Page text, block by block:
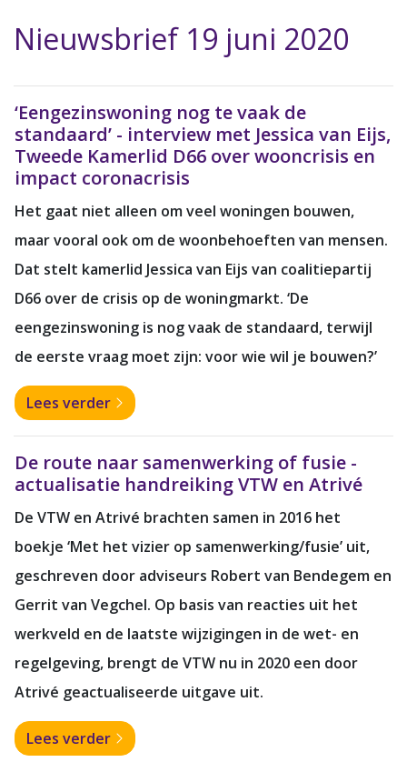
Nieuwsbrief 19 juni 2020
‘Eengezinswoning nog te vaak de
standaard’ - interview met Jessica van Eijs,
Tweede Kamerlid D66 over wooncrisis en
impact coronacrisis
Het gaat niet alleen om veel woningen bouwen,
maar vooral ook om de woonbehoeften van mensen.
Dat stelt kamerlid Jessica van Eijs van coalitiepartij
D66 over de crisis op de woningmarkt. ‘De
eengezinswoning is nog vaak de standaard, terwijl
de eerste vraag moet zijn: voor wie wil je bouwen?’
Lees verder
De route naar samenwerking of fusie -
actualisatie handreiking VTW en Atrivé
De VTW en Atrivé brachten samen in 2016 het
boekje ‘Met het vizier op samenwerking/fusie’ uit,
geschreven door adviseurs Robert van Bendegem en
Gerrit van Vegchel. Op basis van reacties uit het
werkveld en de laatste wijzigingen in de wet- en
regelgeving, brengt de VTW nu in 2020 een door
Atrivé geactualiseerde uitgave uit.
Lees verder